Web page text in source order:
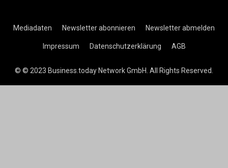
Mediadaten Newsletter abonnieren Newsletter abmelden
Impressum Datenschutzerklärung AGB
© © 2023 Business.today Network GmbH. All Rights Reserved.